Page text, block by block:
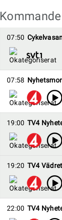
07:50
07:58
19:00 TV4
19:20 TV4 Vädret
22:00 TV4